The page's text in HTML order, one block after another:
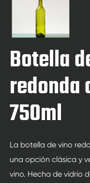
Botella
redonda
750ml
La botella de vino
una opción clásica y
vino. Hecha de vidrio